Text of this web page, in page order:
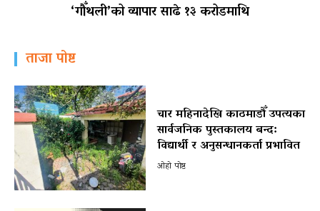
‘गौँथली’को व्यापार साढे १३ करोडमाथि
ताजा पोष्ट
चार महिनादेखि काठमाडौँ उपत्यका
सार्वजनिक पुस्तकालय बन्द:
विद्यार्थी र अनुसन्धानकर्ता प्रभावित
ओहो पोष्ट